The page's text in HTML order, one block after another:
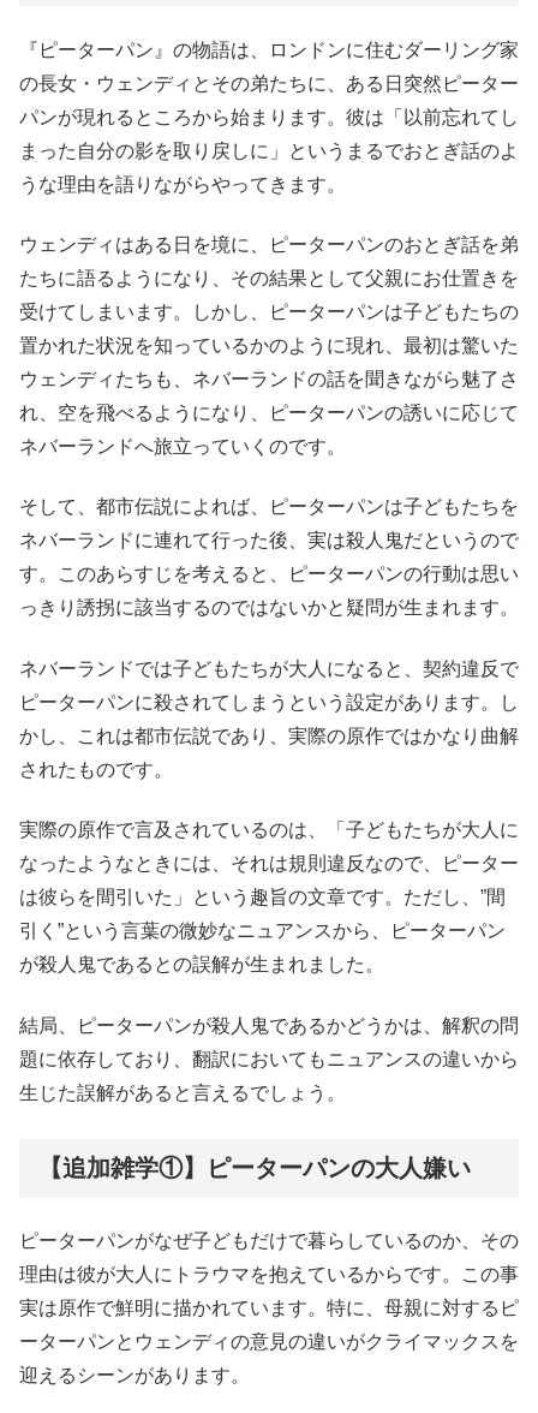
『ピーターパン』の物語は、ロンドンに住むダーリング家
の長女・ウェンディとその弟たちに、ある日突然ピーター
パンが現れるところから始まります。彼は「以前忘れてし
まった自分の影を取り戻しに」というまるでおとぎ話のよ
うな理由を語りながらやってきます。
ウェンディはある日を境に、ピーターパンのおとぎ話を弟
たちに語るようになり、その結果として父親にお仕置きを
受けてしまいます。しかし、ピーターパンは子どもたちの
置かれた状況を知っているかのように現れ、最初は驚いた
ウェンディたちも、ネバーランドの話を聞きながら魅了さ
れ、空を飛べるようになり、ピーターパンの誘いに応じて
ネバーランドへ旅立っていくのです。
そして、都市伝説によれば、ピーターパンは子どもたちを
ネバーランドに連れて行った後、実は殺人鬼だというので
す。このあらすじを考えると、ピーターパンの行動は思い
っきり誘拐に該当するのではないかと疑問が生まれます。
ネバーランドでは子どもたちが大人になると、契約違反で
ピーターパンに殺されてしまうという設定があります。し
かし、これは都市伝説であり、実際の原作ではかなり曲解
されたものです。
実際の原作で言及されているのは、「子どもたちが大人に
なったようなときには、それは規則違反なので、ピーター
は彼らを間引いた」という趣旨の文章です。ただし、”間
引く”という言葉の微妙なニュアンスから、ピーターパン
が殺人鬼であるとの誤解が生まれました。
結局、ピーターパンが殺人鬼であるかどうかは、解釈の問
題に依存しており、翻訳においてもニュアンスの違いから
生じた誤解があると言えるでしょう。
【追加雑学①】ピーターパンの大人嫌い
ピーターパンがなぜ子どもだけで暮らしているのか、その
理由は彼が大人にトラウマを抱えているからです。この事
実は原作で鮮明に描かれています。特に、母親に対するピ
ーターパンとウェンディの意見の違いがクライマックスを
迎えるシーンがあります。